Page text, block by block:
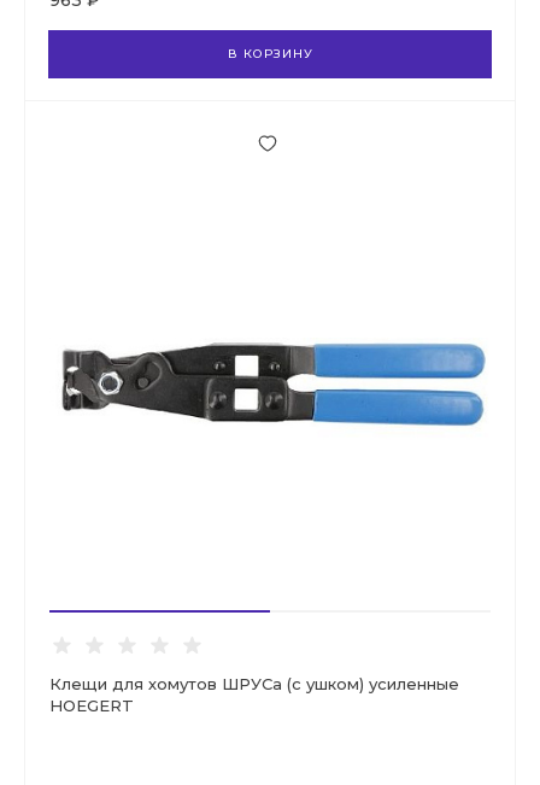
В КОРЗИНУ
Клещи для хомутов ШРУСа (с ушком) усиленные
HOEGERT